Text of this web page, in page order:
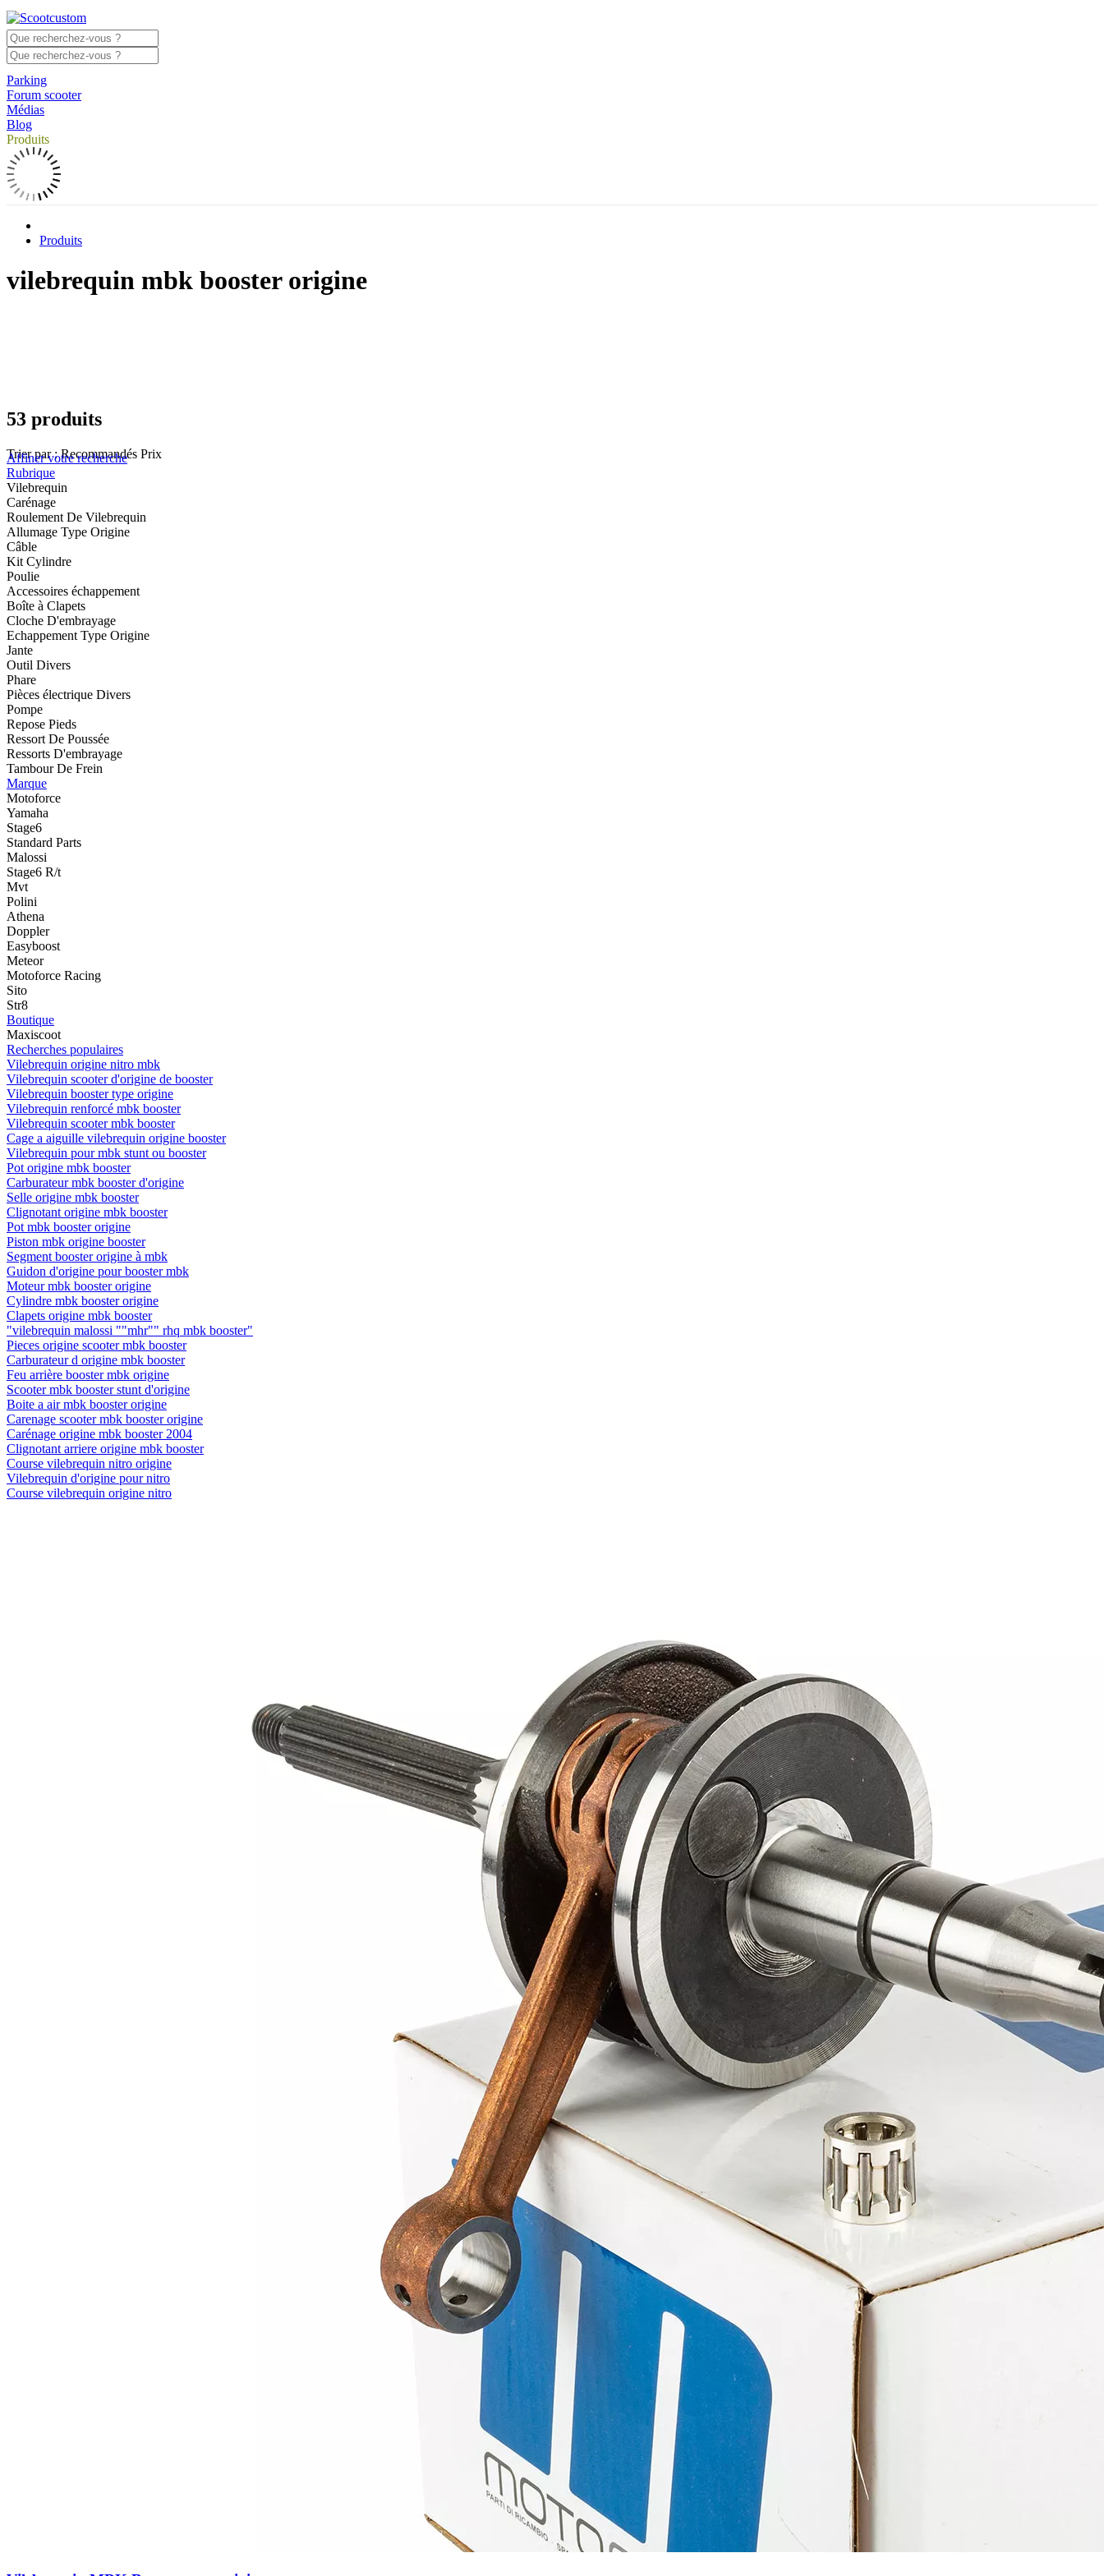
Parking
Forum scooter
Médias
Blog
Produits
Produits
vilebrequin mbk booster origine
53 produits
Trier par : Recommandés Prix
Affiner votre recherche
Rubrique
Vilebrequin
Carénage
Roulement De Vilebrequin
Allumage Type Origine
Câble
Kit Cylindre
Poulie
Accessoires échappement
Boîte à Clapets
Cloche D'embrayage
Echappement Type Origine
Jante
Outil Divers
Phare
Pièces électrique Divers
Pompe
Repose Pieds
Ressort De Poussée
Ressorts D'embrayage
Tambour De Frein
Marque
Motoforce
Yamaha
Stage6
Standard Parts
Malossi
Stage6 R/t
Mvt
Polini
Athena
Doppler
Easyboost
Meteor
Motoforce Racing
Sito
Str8
Boutique
Maxiscoot
Recherches populaires
Vilebrequin origine nitro mbk
Vilebrequin scooter d'origine de booster
Vilebrequin booster type origine
Vilebrequin renforcé mbk booster
Vilebrequin scooter mbk booster
Cage a aiguille vilebrequin origine booster
Vilebrequin pour mbk stunt ou booster
Pot origine mbk booster
Carburateur mbk booster d'origine
Selle origine mbk booster
Clignotant origine mbk booster
Pot mbk booster origine
Piston mbk origine booster
Segment booster origine à mbk
Guidon d'origine pour booster mbk
Moteur mbk booster origine
Cylindre mbk booster origine
Clapets origine mbk booster
"vilebrequin malossi ""mhr"" rhq mbk booster"
Pieces origine scooter mbk booster
Carburateur d origine mbk booster
Feu arrière booster mbk origine
Scooter mbk booster stunt d'origine
Boite a air mbk booster origine
Carenage scooter mbk booster origine
Carénage origine mbk booster 2004
Clignotant arriere origine mbk booster
Course vilebrequin nitro origine
Vilebrequin d'origine pour nitro
Course vilebrequin origine nitro